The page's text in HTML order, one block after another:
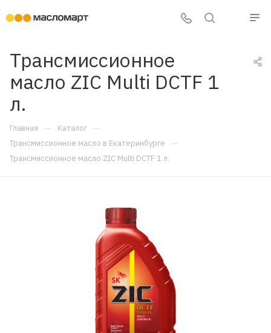
Трансмиссионное
масло ZIC Multi DCTF 1
л.
Главная — Каталог —
Трансмиссионное масло в Екатеринбурге —
Трансмиссионное масло ZIC Multi DCTF 1 л.